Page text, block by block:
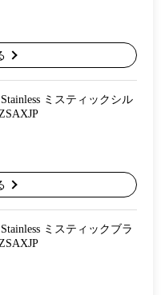
ミスティックシル
ミスティックブラ